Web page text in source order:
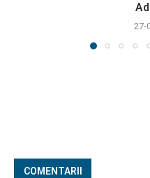
27-
COMENTARII